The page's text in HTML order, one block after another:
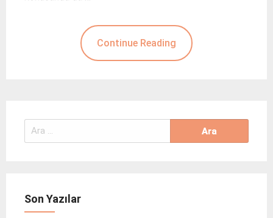
Continue Reading
Arama:
Son Yazılar